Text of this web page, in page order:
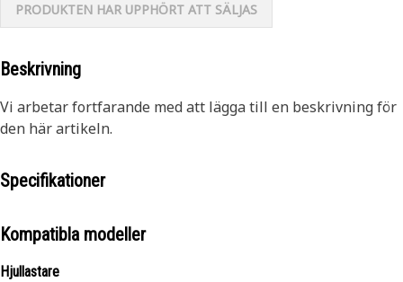
PRODUKTEN HAR UPPHÖRT ATT SÄLJAS
Beskrivning
Vi arbetar fortfarande med att lägga till en beskrivning för
den här artikeln.
Specifikationer
Kompatibla modeller
Hjullastare